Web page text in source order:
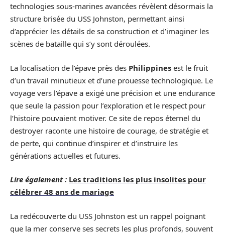
technologies sous-marines avancées révèlent désormais la
structure brisée du USS Johnston, permettant ainsi
d’apprécier les détails de sa construction et d’imaginer les
scènes de bataille qui s’y sont déroulées.
La localisation de l’épave près des Philippines est le fruit
d’un travail minutieux et d’une prouesse technologique. Le
voyage vers l’épave a exigé une précision et une endurance
que seule la passion pour l’exploration et le respect pour
l’histoire pouvaient motiver. Ce site de repos éternel du
destroyer raconte une histoire de courage, de stratégie et
de perte, qui continue d’inspirer et d’instruire les
générations actuelles et futures.
Lire également : Les traditions les plus insolites pour
célébrer 48 ans de mariage
La redécouverte du USS Johnston est un rappel poignant
que la mer conserve ses secrets les plus profonds, souvent